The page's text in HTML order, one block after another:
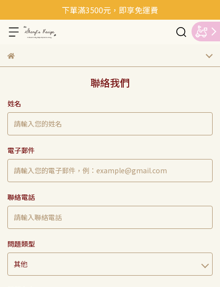
下單滿3500元，即享免運費
聯絡我們
姓名
電子郵件
聯絡電話
問題類型